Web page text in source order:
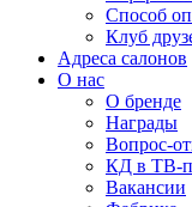
Способ
Клуб
Адреса салонов
О нас
О бренде
Награды
Вопрос-
КД в ТВ-
Вакансии